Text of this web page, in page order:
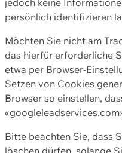
jedoch keine
persönlich identifizieren
Möchten Sie nicht am
das hierfür erforderliche
etwa per Browser-
Setzen von Cookies
Browser so einstellen,
Bitte beachten Sie, dass